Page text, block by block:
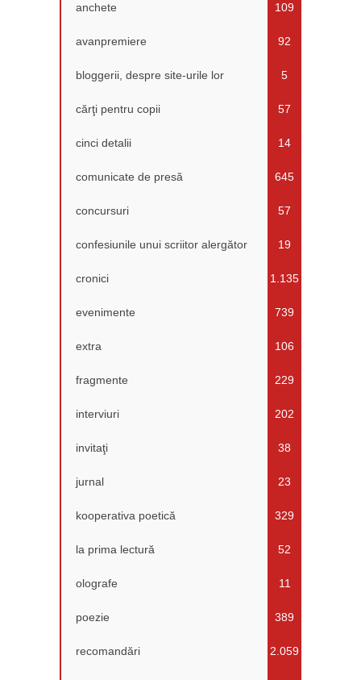
anchete 109
avanpremiere 92
bloggerii, despre site-urile lor 5
cărţi pentru copii 57
cinci detalii 14
comunicate de presă 645
concursuri 57
confesiunile unui scriitor alergător 19
cronici 1.135
evenimente 739
extra 106
fragmente 229
interviuri 202
invitaţi 38
jurnal 23
kooperativa poetică 329
la prima lectură 52
olografe 11
poezie 389
recomandări 2.059